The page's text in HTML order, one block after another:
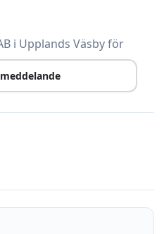
i Upplands Väsby för
som håller hög